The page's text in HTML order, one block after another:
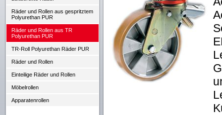
Räder und Rollen aus gespritztem
Polyurethan PUR
Räder und Rollen aus TR
Polyurethan PUR
TR-Roll Polyurethan Räder PUR
Räder und Rollen
Einteilige Räder und Rollen
Möbelrollen
Apparatenrollen